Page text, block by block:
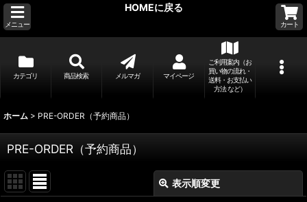
メニュー
HOMEに戻る
カート
カテゴリ 商品検索 メルマガ マイページ
ご利用案内（お
買い物の流れ・
送料・お支払い
方法 など）
ホーム > PRE-ORDER（予約商品）
PRE-ORDER（予約商品）
表示順変更